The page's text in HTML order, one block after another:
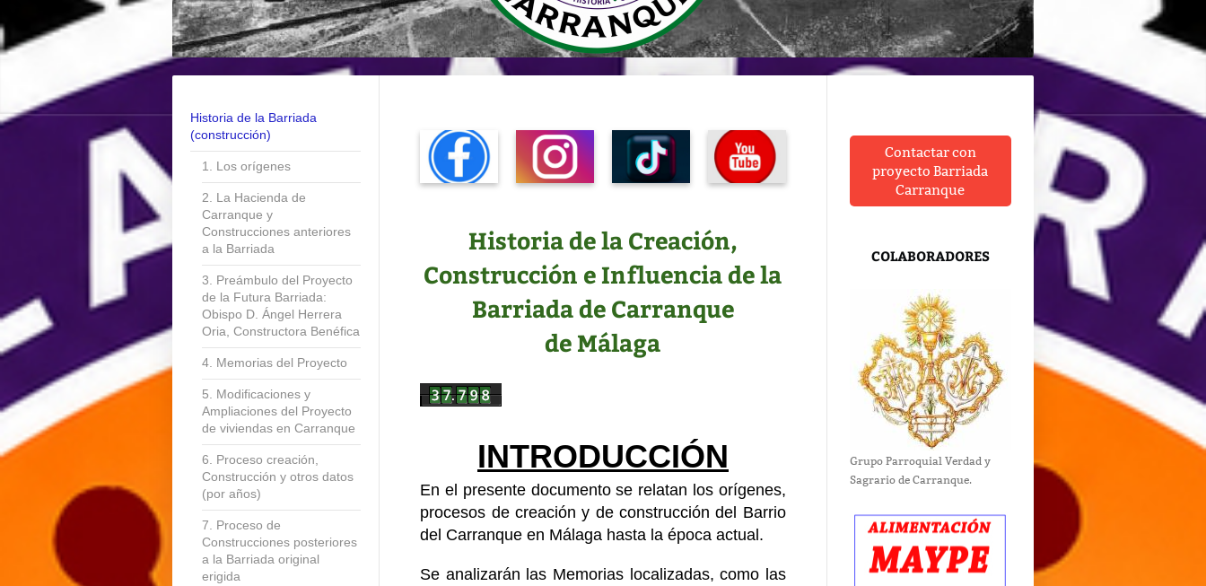
Historia de la Barriada
(construcción)
1. Los orígenes
2. La Hacienda de
Carranque y
Construcciones anteriores
a la Barriada
3. Preámbulo del Proyecto
de la Futura Barriada:
Obispo D. Ángel Herrera
Oria, Constructora Benéfica
4. Memorias del Proyecto
5. Modificaciones y
Ampliaciones del Proyecto
de viviendas en Carranque
6. Proceso creación,
Construcción y otros datos
(por años)
7. Proceso de
Construcciones posteriores
a la Barriada original
erigida
Historia de la Creación,
Construcción e Influencia de la
Barriada de Carranque
de Málaga
INTRODUCCIÓN
En el presente documento se relatan los orígenes,
procesos de creación y de construcción del Barrio
del Carranque en Málaga hasta la época actual.
Se analizarán las Memorias localizadas, como las
Contactar con
proyecto Barriada
Carranque
COLABORADORES
Grupo Parroquial Verdad y
Sagrario de Carranque.